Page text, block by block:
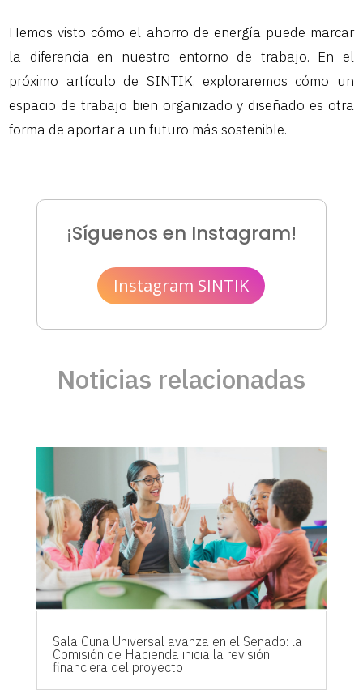
Hemos visto cómo el ahorro de energía puede marcar
la diferencia en nuestro entorno de trabajo. En el
próximo artículo de SINTIK, exploraremos cómo un
espacio de trabajo bien organizado y diseñado es otra
forma de aportar a un futuro más sostenible.
¡Síguenos en Instagram!
Instagram SINTIK
Noticias relacionadas
Sala Cuna Universal avanza en el Senado: la
Comisión de Hacienda inicia la revisión
financiera del proyecto